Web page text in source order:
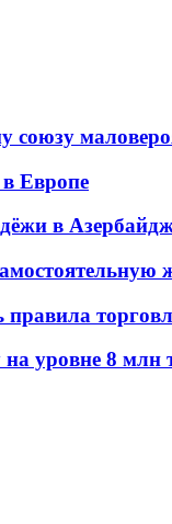
союзу
Европе
в
правила
уровне 8 млн